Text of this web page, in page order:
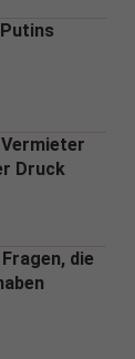
Druck
die